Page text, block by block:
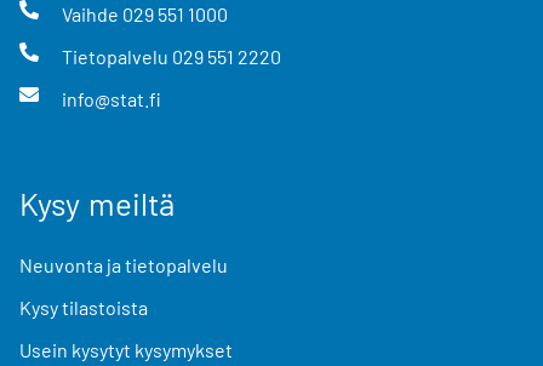
Vaihde 029 551 1000
Tietopalvelu 029 551 2220
info@stat.fi
Kysy meiltä
Neuvonta ja tietopalvelu
Kysy tilastoista
Usein kysytyt kysymykset